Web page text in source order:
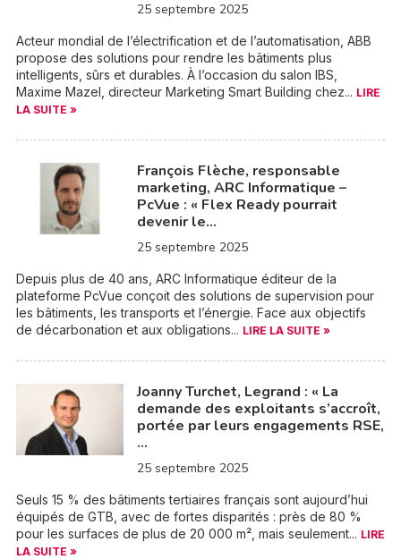
25 septembre 2025
Acteur mondial de l’électrification et de l’automatisation, ABB
propose des solutions pour rendre les bâtiments plus
intelligents, sûrs et durables. À l’occasion du salon IBS,
Maxime Mazel, directeur Marketing Smart Building chez... LIRE
LA SUITE »
François Flèche, responsable
marketing, ARC Informatique –
PcVue : « Flex Ready pourrait
devenir le…
25 septembre 2025
Depuis plus de 40 ans, ARC Informatique éditeur de la
plateforme PcVue conçoit des solutions de supervision pour
les bâtiments, les transports et l’énergie. Face aux objectifs
de décarbonation et aux obligations... LIRE LA SUITE »
Joanny Turchet, Legrand : « La
demande des exploitants s’accroît,
portée par leurs engagements RSE,
…
25 septembre 2025
Seuls 15 % des bâtiments tertiaires français sont aujourd’hui
équipés de GTB, avec de fortes disparités : près de 80 %
pour les surfaces de plus de 20 000 m², mais seulement... LIRE
LA SUITE »